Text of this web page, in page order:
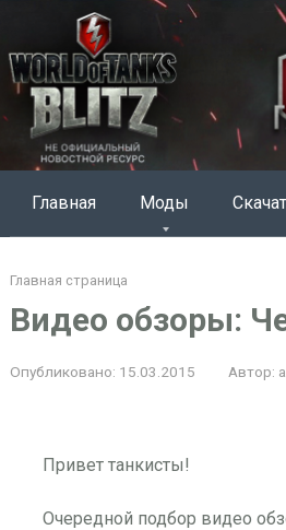
Главная Моды
Главная страница
Видео обзоры:
Опубликовано: 15.03.2015 Автор:
Привет танкисты!
Очередной подбор видео